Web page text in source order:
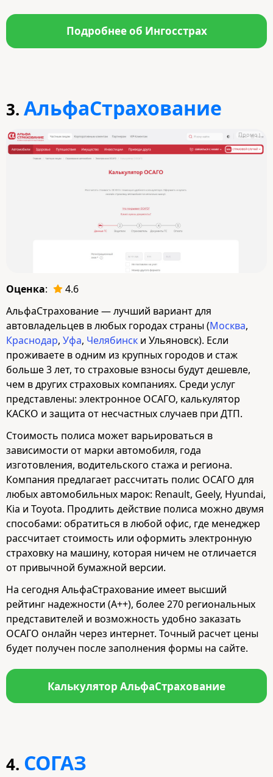
Подробнее об Ингосстрах
3. АльфаСтрахование
Промо
Оценка:
4.6
АльфаСтрахование — лучший вариант для
автовладельцев в любых городах страны (Москва,
Краснодар, Уфа, Челябинск и Ульяновск). Если
проживаете в одним из крупных городов и стаж
больше 3 лет, то страховые взносы будут дешевле,
чем в других страховых компаниях. Среди услуг
представлены: электронное ОСАГО, калькулятор
КАСКО и защита от несчастных случаев при ДТП.
Стоимость полиса может варьироваться в
зависимости от марки автомобиля, года
изготовления, водительского стажа и региона.
Компания предлагает рассчитать полис ОСАГО для
любых автомобильных марок: Renault, Geely, Hyundai,
Kia и Toyota. Продлить действие полиса можно двумя
способами: обратиться в любой офис, где менеджер
рассчитает стоимость или оформить электронную
страховку на машину, которая ничем не отличается
от привычной бумажной версии.
На сегодня АльфаСтрахование имеет высший
рейтинг надежности (А++), более 270 региональных
представителей и возможность удобно заказать
ОСАГО онлайн через интернет. Точный расчет цены
будет получен после заполнения формы на сайте.
Калькулятор АльфаСтрахование
4. СОГАЗ